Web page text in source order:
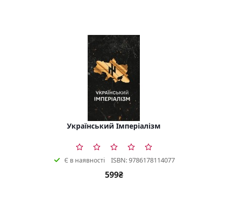
Український Імперіалізм
Є в наявності ISBN: 9786178114077
599₴